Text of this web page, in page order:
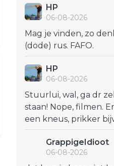
HP
06-08-2026
Mag je vinden, zo
(dode) rus. FAFO.
HP
06-08-2026
Stuurlui, wal, ga dr
staan! Nope, filmen.
een kneus, prikker
GrappigeIdioot
06-08-2026